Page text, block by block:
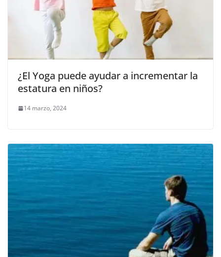
¿El Yoga puede ayudar a incrementar la
estatura en niños?
14 marzo, 2024